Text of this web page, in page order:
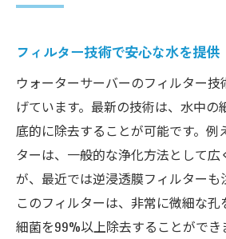
フィルター技術で安心な水を提供
ウォーターサーバーのフィルター
げています。最新の技術は、水中の
底的に除去することが可能です。例
ターは、一般的な浄化方法として
が、最近では逆浸透膜フィルターも
このフィルターは、非常に微細な
細菌を99%以上除去することができ